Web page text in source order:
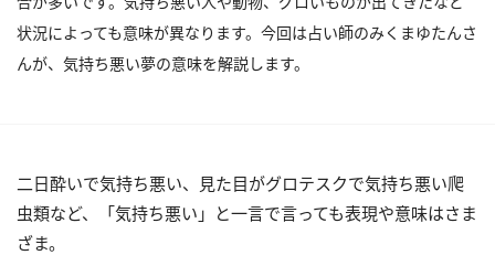
状況によっても意味が異なります。今回は占い師のみくまゆたんさ
んが、気持ち悪い夢の意味を解説します。
二日酔いで気持ち悪い、見た目がグロテスクで気持ち悪い爬
虫類など、「気持ち悪い」と一言で言っても表現や意味はさま
ざま。